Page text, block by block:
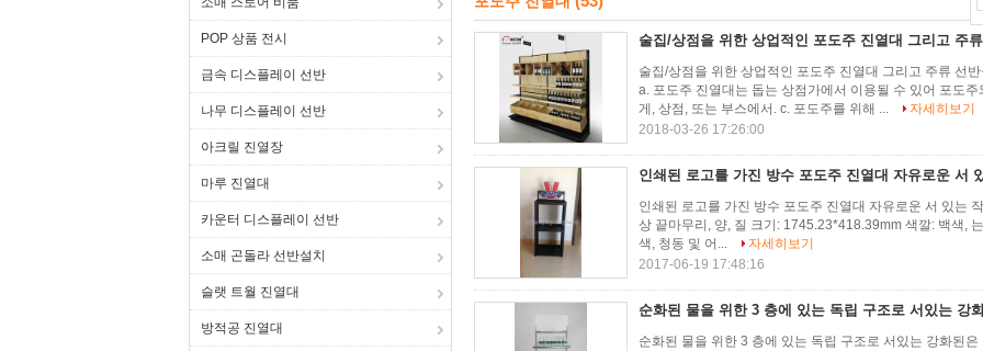
POP 상품 전시
금속 디스플레이 선반
나무 디스플레이 선반
아크릴 진열장
마루 진열대
카운터 디스플레이 선반
소매 곤돌라 선반설치
슬랫 트월 진열대
방적공 진열대
술집/상점을 위한 상업적인 포도주 진열대 그리고 주
술집/상점을 위한 상업적인 포도주 진열대 그리고 주류 선
a. 포도주 진열대는 돕는 상점가에서 이용될 수 있어 포도
게, 상점, 또는 부스에서. c. 포도주를 위해 ...
자세히보기
2018-03-26 17:26:00
인쇄된 로고를 가진 방수 포도주 진열대 자유로운 서
인쇄된 로고를 가진 방수 포도주 진열대 자유로운 서 있는
상 끝마무리, 양, 질 크기: 1745.23*418.39mm 색깔: 백색,
색, 청동 및 어...
자세히보기
2017-06-19 17:48:16
순화된 물을 위한 3 층에 있는 독립 구조로 서있는 강
순화된 물을 위한 3 층에 있는 독립 구조로 서있는 강화된